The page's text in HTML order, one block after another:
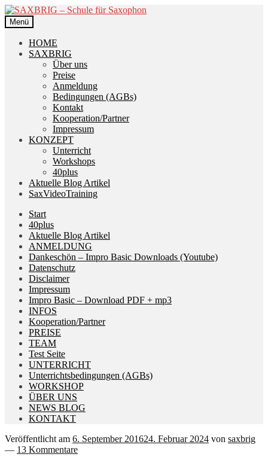
Zur
Navigation
springen
Zum
Inhalt
springen
Menü
HOME
SAXBRIG
Über uns
Preise
Anmeldung
Bedingungen (AGBs)
Kontakt
Kooperation/Partner
Impressum
KONZEPT
Unterricht
Workshops
40plus
Aktuelle Blog Artikel
SaxVideoTraining
Start
40plus
Aktuelle Blog Artikel
ANMELDUNG
Dankeschön – Impro Basic Downloads (Youtube)
Datenschutz
Disclaimer
Impressum
Impro Basic – Download PDF + mp3
INFOS
Kooperation/Partner
PREISE
TEAM
Test Seite
UNTERRICHT
Unterrichtsbedingungen (AGBs)
WORKSHOP
ÜBER UNS
NEWS BLOG
KONTAKT
Veröffentlicht am 6. September 201624. Februar 2024 von saxbrig
— 13 Kommentare